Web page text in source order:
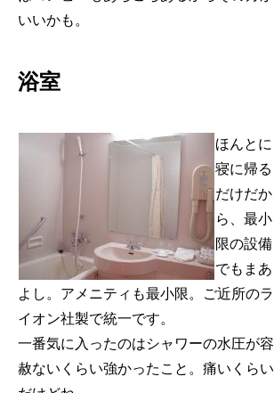
いいかも。
浴室
ほんとに
寝に帰る
だけだか
ら、最小
限の設備
でもまあ
よし。アメニティも最小限。ご近所のラ
イオン社製で統一です。
一番気に入ったのはシャワーの水圧が容
赦ないくらい強かったこと。痛いくらい